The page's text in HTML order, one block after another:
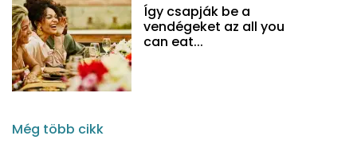
Így csapják be a
vendégeket az all you
can eat...
Még több cikk